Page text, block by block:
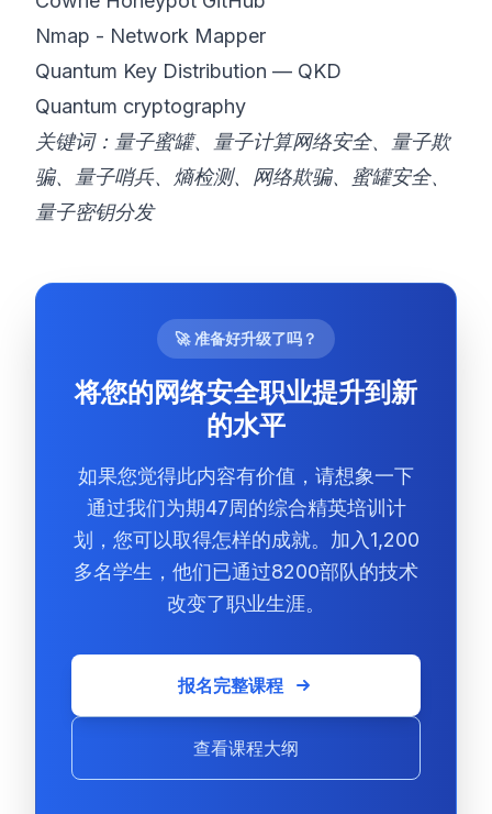
Nmap - Network Mapper
Quantum Key Distribution — QKD
Quantum cryptography
关键词：量子蜜罐、量子计算网络安全、量子欺
骗、量子哨兵、熵检测、网络欺骗、蜜罐安全、
量子密钥分发
🚀 准备好升级了吗？
将您的网络安全职业提升到新
的水平
如果您觉得此内容有价值，请想象一下
通过我们为期47周的综合精英培训计
划，您可以取得怎样的成就。加入1,200
多名学生，他们已通过8200部队的技术
改变了职业生涯。
报名完整课程
查看课程大纲